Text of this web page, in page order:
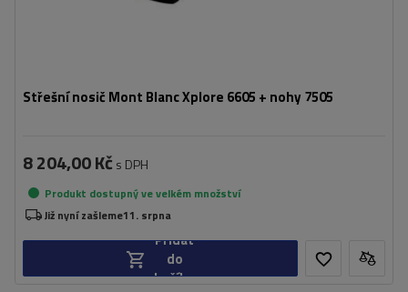
Střešní nosič Mont Blanc Xplore 6605 + nohy 7505
8 204,00 Kč s DPH
Produkt dostupný ve velkém množství
Již nyní zašleme11. srpna
Přidat
do
košíku